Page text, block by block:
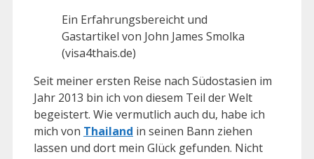
Ein Erfahrungsbereicht und
Gastartikel von John James Smolka
(visa4thais.de)
Seit meiner ersten Reise nach Südostasien im
Jahr 2013 bin ich von diesem Teil der Welt
begeistert. Wie vermutlich auch du, habe ich
mich von Thailand in seinen Bann ziehen
lassen und dort mein Glück gefunden. Nicht